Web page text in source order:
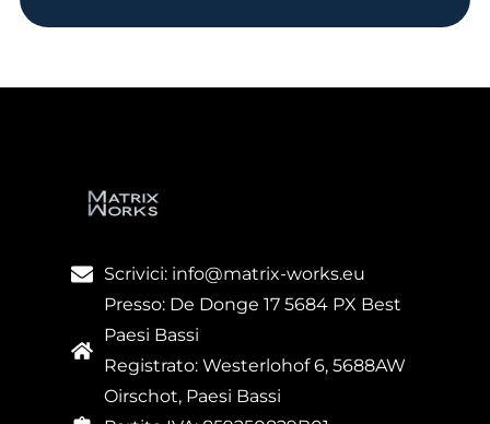
Scrivici: info@matrix-works.eu
Presso: De Donge 17 5684 PX Best
Paesi Bassi
Registrato: Westerlohof 6, 5688AW
Oirschot, Paesi Bassi